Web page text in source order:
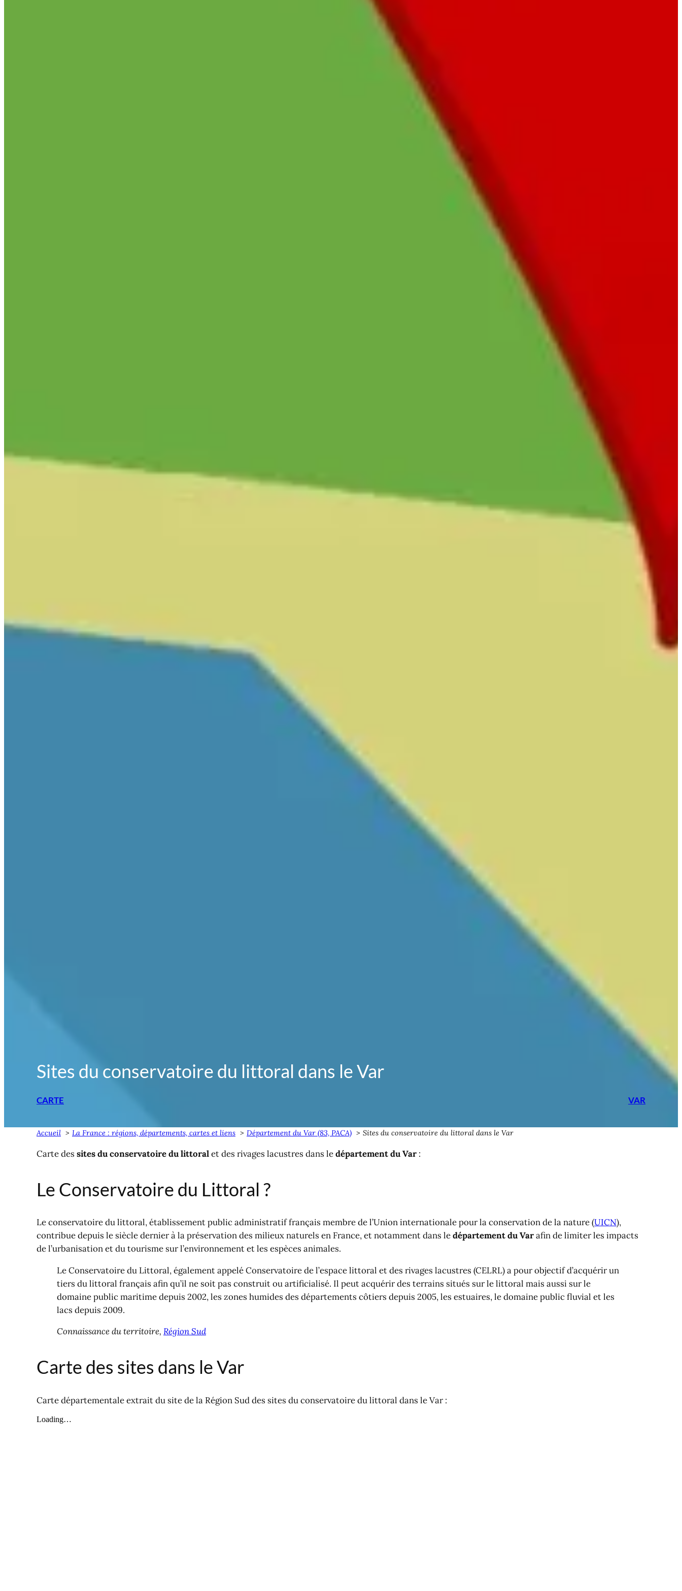
Sites du conservatoire du littoral dans le Var
CARTE VAR
Accueil La France : régions, départements, cartes et liens Département du Var (83, PACA) Sites du conservatoire du littoral dans le Var
Carte des sites du conservatoire du littoralet des rivages lacustres dans ledépartement du Var :
Le Conservatoire du Littoral ?
Le conservatoire du littoral, établissement public administratif français membre de l’Union internationale pour la conservation de la nature (UICN),
contribue depuis le siècle dernier à la préservation des milieux naturels en France, et notamment dans ledépartement du Varafin de limiter les impacts
de l’urbanisation et du tourisme sur l’environnement et les espèces animales.
Le Conservatoire du Littoral, également appelé Conservatoire de l’espace littoral et des rivages lacustres (CELRL) a pour objectif d’acquérir un
tiers du littoral français afin qu’il ne soit pas construit ou artificialisé. Il peut acquérir des terrains situés sur le littoral mais aussi sur le
domaine public maritime depuis 2002, les zones humides des départements côtiers depuis 2005, les estuaires, le domaine public fluvial et les
lacs depuis 2009.
Connaissance du territoire, Région Sud
Carte des sites dans le Var
Carte départementale extrait du site de la Région Sud des sites du conservatoire du littoral dans le Var :